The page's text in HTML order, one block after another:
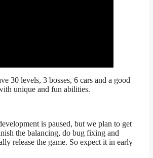
30 levels, 3 bosses, 6 cars and a good
unique and fun abilities.
is paused, but we plan to get
the balancing, do bug fixing and
release the game. So expect it in early